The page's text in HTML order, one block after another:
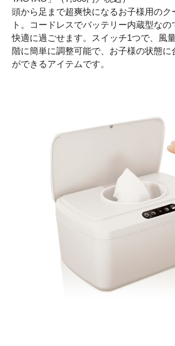
頭から足まで超爽快になるお子様用のク
ト。コードレスでバッテリー内蔵型なの
快適に過ごせます。スイッチ1つで、風
階に簡単に調整可能で、お子様の状態
ができるアイテムです。